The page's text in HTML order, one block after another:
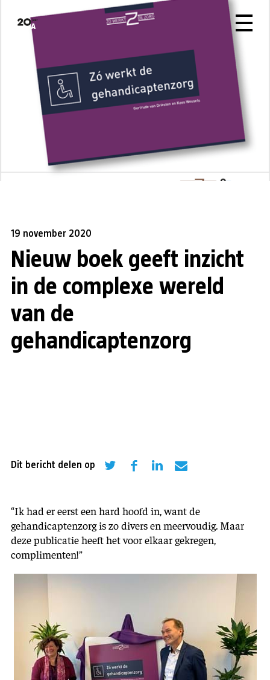
19 november 2020
Nieuw boek geeft inzicht
in de complexe wereld
van de
gehandicaptenzorg
Dit bericht delen op
“Ik had er eerst een hard hoofd in, want de
gehandicaptenzorg is zo divers en meervoudig. Maar
deze publicatie heeft het voor elkaar gekregen,
complimenten!”